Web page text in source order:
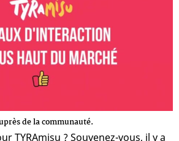
de la communauté.
TYRAmisu ? Souvenez-vous, il y a